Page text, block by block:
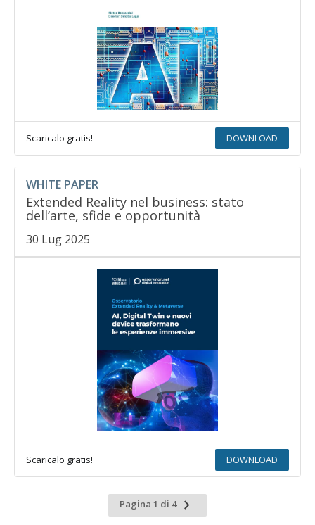
Scaricalo gratis! DOWNLOAD
WHITE PAPER
Extended Reality nel business: stato
dell’arte, sfide e opportunità
30 Lug 2025
Scaricalo gratis! DOWNLOAD
Pagina 1 di 4 Pagina
successiva